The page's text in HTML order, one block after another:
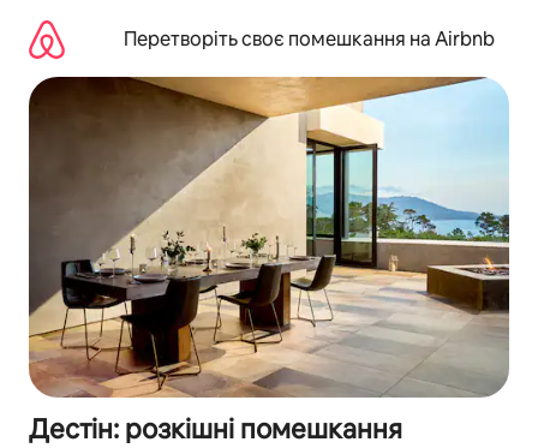
вмісту
Перетворіть своє помешкання на Airbnb
Дестін: розкішні помешкання